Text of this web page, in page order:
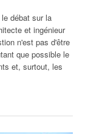
débat sur la
et ingénieur
n'est pas d'être
que possible le
et, surtout, les